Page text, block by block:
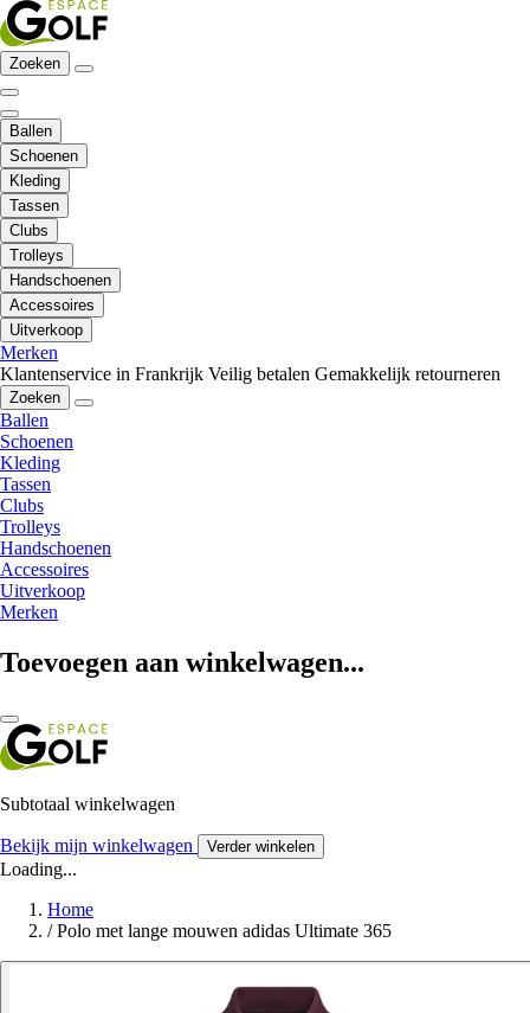
Zoeken
Ballen
Schoenen
Kleding
Tassen
Clubs
Trolleys
Handschoenen
Accessoires
Uitverkoop
Merken
Klantenservice in Frankrijk Veilig betalen Gemakkelijk retourneren
Zoeken
Ballen
Schoenen
Kleding
Tassen
Clubs
Trolleys
Handschoenen
Accessoires
Uitverkoop
Merken
Toevoegen aan winkelwagen...
Subtotaal winkelwagen
Bekijk mijn winkelwagen Verder winkelen
Loading...
Home
/ Polo met lange mouwen adidas Ultimate 365